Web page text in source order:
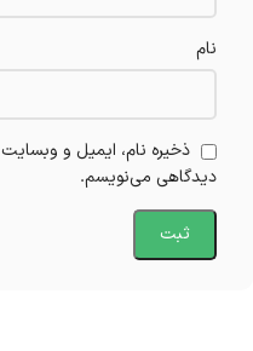
نام
ذخیره نام، ایمیل و وبسایت
دیدگاهی می‌نویسم.